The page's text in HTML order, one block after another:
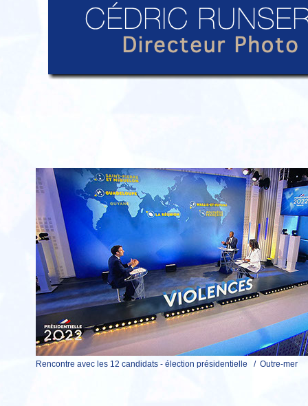
Rencontre avec les 12 candidats - élection présidentielle / Outre-mer